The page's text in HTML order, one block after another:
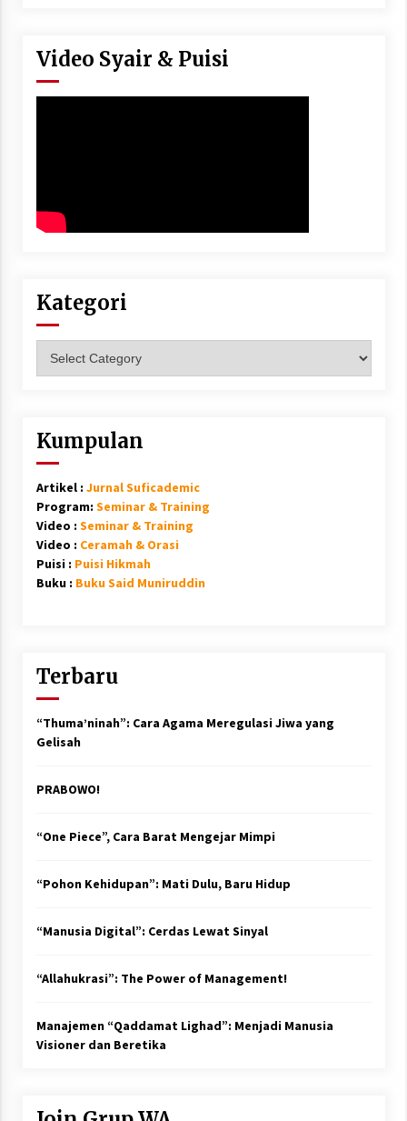
Video Syair & Puisi
Kategori
Kumpulan
Artikel : Jurnal Suficademic
Program: Seminar & Training
Video : Seminar & Training
Video : Ceramah & Orasi
Puisi : Puisi Hikmah
Buku : Buku Said Muniruddin
Terbaru
“Thuma’ninah”: Cara Agama Meregulasi Jiwa yang
Gelisah
PRABOWO!
“One Piece”, Cara Barat Mengejar Mimpi
“Pohon Kehidupan”: Mati Dulu, Baru Hidup
“Manusia Digital”: Cerdas Lewat Sinyal
“Allahukrasi”: The Power of Management!
Manajemen “Qaddamat Lighad”: Menjadi Manusia
Visioner dan Beretika